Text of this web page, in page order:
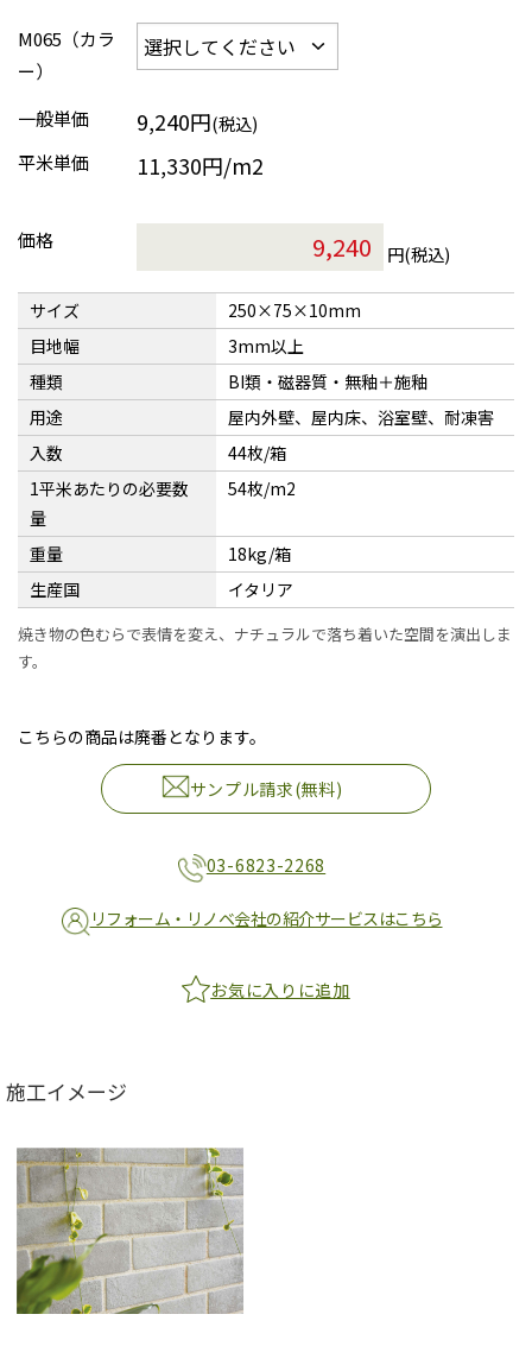
M065（カラ
ー）
一般単価
9,240円(税込)
平米単価
11,330円/m2
価格
円(税込)
サイズ
250×75×10mm
目地幅
3mm以上
種類
BI類・磁器質・無釉＋施釉
用途
屋内外壁、屋内床、浴室壁、耐凍害
入数
44枚/箱
1平米あたりの必要数
量
54枚/m2
重量
18kg/箱
生産国
イタリア
焼き物の色むらで表情を変え、ナチュラルで落ち着いた空間を演出しま
す。
こちらの商品は廃番となります。
サンプル請求(無料)
03-6823-2268
リフォーム・リノベ会社の紹介サービスはこちら
お気に入りに追加
施工イメージ